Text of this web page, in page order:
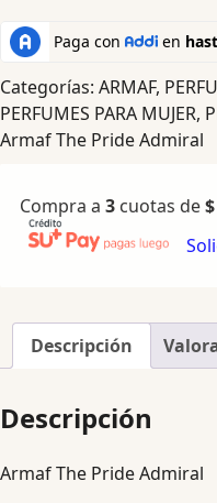
Categorías: ARMAF,
PERFUMES PARA MUJER,
Armaf The Pride Admiral
Compra a 3 cuotas de$
Descripción
Descripción
Armaf The Pride Admiral